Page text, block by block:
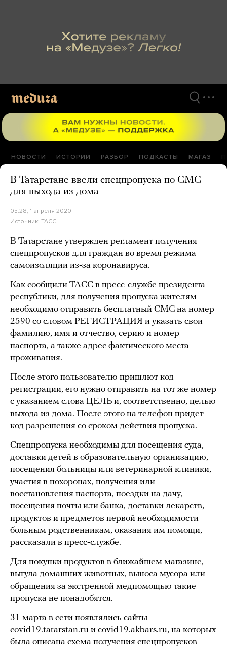
НОВОСТИ ИСТОРИИ РАЗБОР ПОДКАСТЫ МАГАЗ
В Татарстане ввели спецпропуска по СМС
для выхода из дома
05:28, 1 апреля 2020
Источник: ТАСС
В Татарстане утвержден регламент получения
спецпропусков для граждан во время режима
самоизоляции из-за коронавируса.
Как сообщили ТАСС в пресс-службе президента
республики, для получения пропуска жителям
необходимо отправить бесплатный СМС на номер
2590 со словом РЕГИСТРАЦИЯ и указать свои
фамилию, имя и отчество, серию и номер
паспорта, а также адрес фактического места
проживания.
После этого пользователю пришлют код
регистрации, его нужно отправить на тот же номер
с указанием слова ЦЕЛЬ и, соответственно, целью
выхода из дома. После этого на телефон придет
код разрешения со сроком действия пропуска.
Спецпропуска необходимы для посещения суда,
доставки детей в образовательную организацию,
посещения больницы или ветеринарной клиники,
участия в похоронах, получения или
восстановления паспорта, поездки на дачу,
посещения почты или банка, доставки лекарств,
продуктов и предметов первой необходимости
больным родственникам, оказания им помощи,
рассказали в пресс-службе.
Для покупки продуктов в ближайшем магазине,
выгула домашних животных, выноса мусора или
обращения за экстренной медпомощью такие
пропуска не понадобятся.
31 марта в сети появлялись сайты
covid19.tatarstan.ru и covid19.akbars.ru, на которых
была описана схема получения спецпропусков